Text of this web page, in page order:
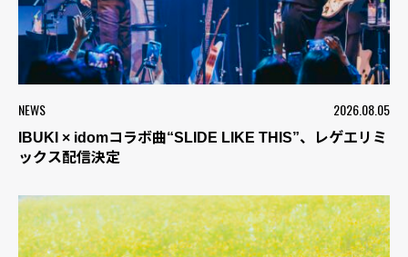
NEWS 2026.08.05
IBUKI × idomコラボ曲“SLIDE LIKE THIS”、レゲエリミ
ックス配信決定